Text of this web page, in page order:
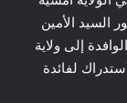
عمل بحضور السيد الأمين
إلى ولاية
لفائدة